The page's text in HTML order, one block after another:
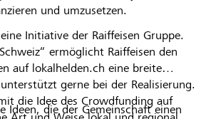
und umzusetzen.
Initiative der Raiffeisen Gruppe.
ermöglicht Raiffeisen den
auf lokalhelden.ch eine breite
gerne bei der Realisierung.
die Idee des Crowdfunding auf
Ideen, die der Gemeinschaft einen